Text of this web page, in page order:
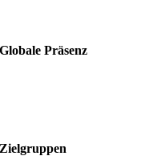
Globale Präsenz
Zielgruppen